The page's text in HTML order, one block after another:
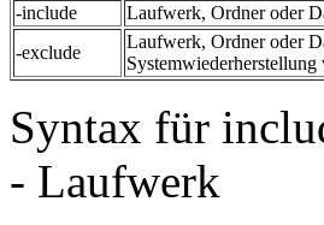
-include
Laufwerk, Ordner oder
-exclude
Laufwerk, Ordner oder
Syntax für
- Laufwerk